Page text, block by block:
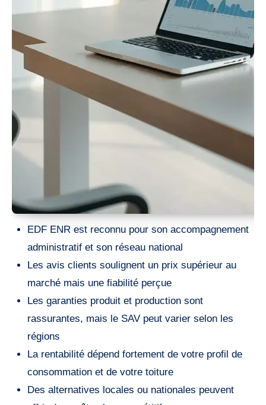
EDF ENR est reconnu pour son accompagnement
administratif et son réseau national
Les avis clients soulignent un prix supérieur au
marché mais une fiabilité perçue
Les garanties produit et production sont
rassurantes, mais le SAV peut varier selon les
régions
La rentabilité dépend fortement de votre profil de
consommation et de votre toiture
Des alternatives locales ou nationales peuvent